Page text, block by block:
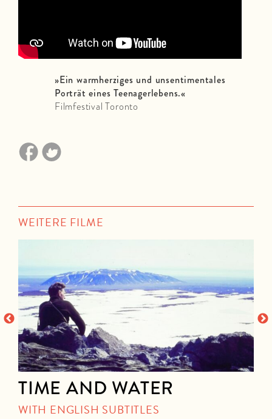
»Ein warmherziges und unsentimentales
Porträt eines Teenagerlebens.«
Filmfestival Toronto
WEITERE FILME
TIME AND WATER
WITH ENGLISH SUBTITLES